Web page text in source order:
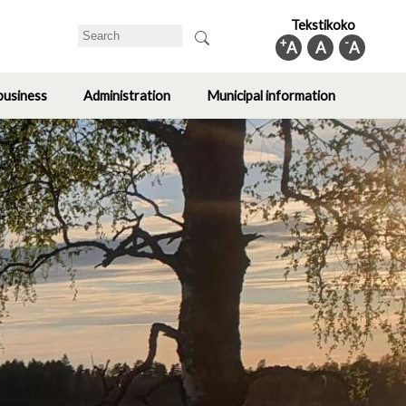
Search Tekstikoko
-A
A
+A
Toggle
submenu
Administration
Toggle
submenu
Municipal information
submenu